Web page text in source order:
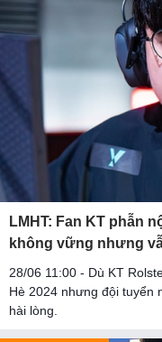
LMHT: Fan KT phẫn
không vững nhưng
28/06 11:00 - Dù KT
Hè 2024 nhưng đội tuyển
hài lòng.